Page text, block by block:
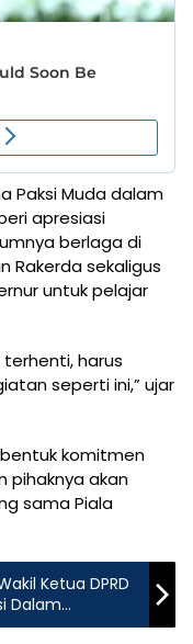
Paksi Muda dalam
apresiasi
berlaga di
Rakerda sekaligus
untuk pelajar
harus
seperti ini,” ujar
komitmen
pihaknya akan
sama Piala
Ketua DPRD
Dalam
di Bekasi